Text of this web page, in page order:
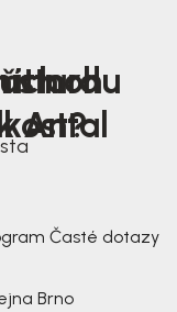
Antal
nohu
Časté dotazy
Brno